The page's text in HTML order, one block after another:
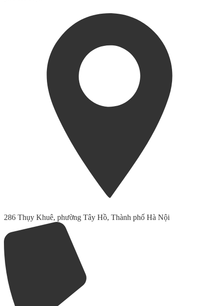
286 Thụy Khuê, phường Tây Hồ, Thành phố Hà Nội